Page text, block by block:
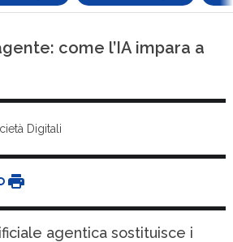
come l’IA impara a
Digitali
agentica sostituisce i